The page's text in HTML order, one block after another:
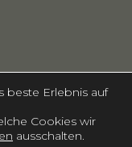
beste Erlebnis auf
Cookies wir
ausschalten.